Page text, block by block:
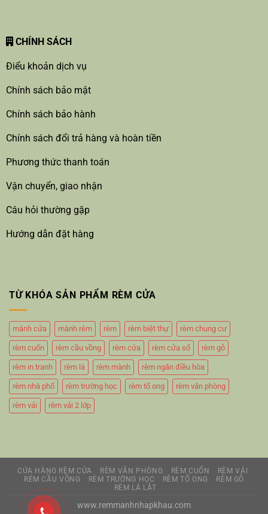
CHÍNH SÁCH
Điểu khoản dịch vụ
Chính sách bảo mật
Chính sách bảo hành
Chính sách đổi trả hàng và hoàn tiền
Phương thức thanh toán
Vận chuyển, giao nhận
Câu hỏi thường gặp
Hướng dẫn đặt hàng
TỪ KHÓA SẢN PHẨM RÈM CỬA
mành cửa mành rèm rèm rèm biệt thự rèm chung cư
rèm cuốn rèm cầu vồng rèm cửa rèm cửa sổ rèm gỗ
rèm in tranh rèm lá rèm mành rèm ngăn điều hòa
rèm nhà phố rèm trường học rèm tổ ong rèm văn phòng
rèm vải rèm vải 2 lớp
CỬA HÀNG RÈM CỬA RÈM VĂN PHÒNG RÈM CUỐN
RÈM VẢI
RÈM CẦU VỒNG
RÈM TRƯỜNG HỌC RÈM TỔ ONG
RÈM GỖ
RÈM LÁ LẬT
www.remmanhnhapkhau.com